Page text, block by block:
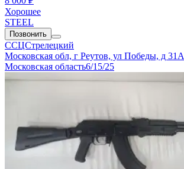
Хорошее
STEEL
Позвонить
ССЦСтрелецкий
Московская обл, г Реутов, ул Победы, д 31А
Московская область6/15/25